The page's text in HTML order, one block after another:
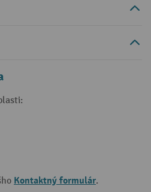
Kontaktný formulár.